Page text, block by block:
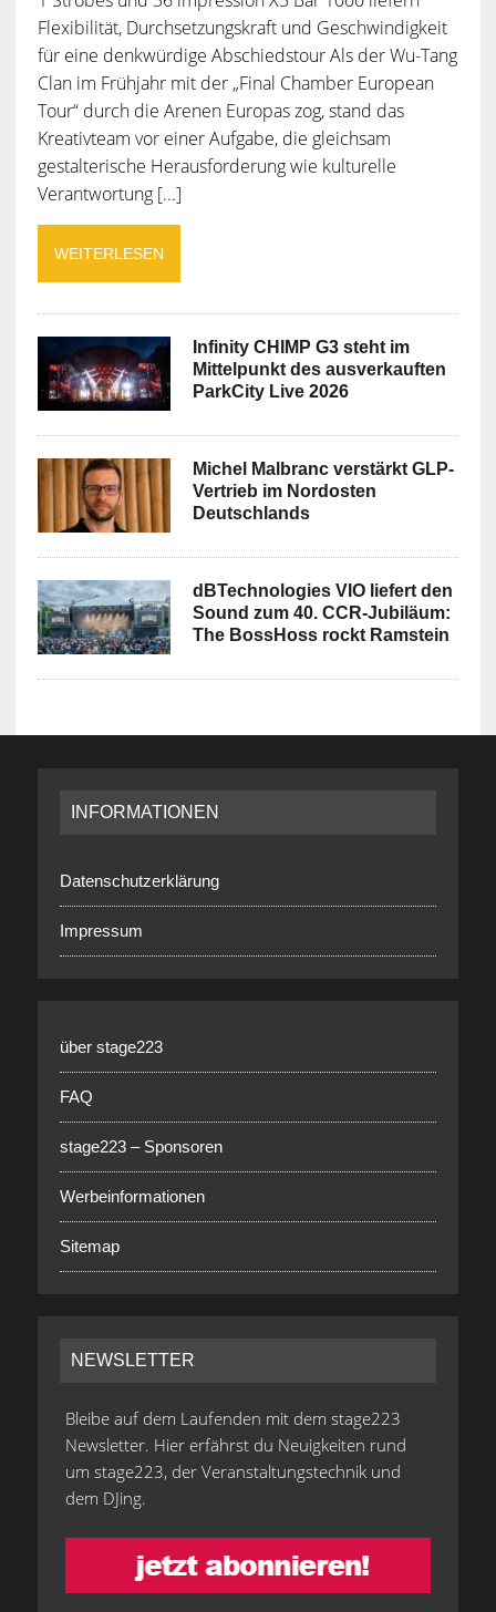
Flexibilität, Durchsetzungskraft und Geschwindigkeit
für eine denkwürdige Abschiedstour Als der Wu-Tang
Clan im Frühjahr mit der „Final Chamber European
Tour“ durch die Arenen Europas zog, stand das
Kreativteam vor einer Aufgabe, die gleichsam
gestalterische Herausforderung wie kulturelle
Verantwortung [...]
WEITERLESEN
Infinity CHIMP G3 steht im
Mittelpunkt des ausverkauften
ParkCity Live 2026
Michel Malbranc verstärkt GLP-
Vertrieb im Nordosten
Deutschlands
dBTechnologies VIO liefert den
Sound zum 40. CCR-Jubiläum:
The BossHoss rockt Ramstein
INFORMATIONEN
Datenschutzerklärung
Impressum
über stage223
FAQ
stage223 – Sponsoren
Werbeinformationen
Sitemap
NEWSLETTER
Bleibe auf dem Laufenden mit dem stage223
Newsletter. Hier erfährst du Neuigkeiten rund
um stage223, der Veranstaltungstechnik und
dem DJing.